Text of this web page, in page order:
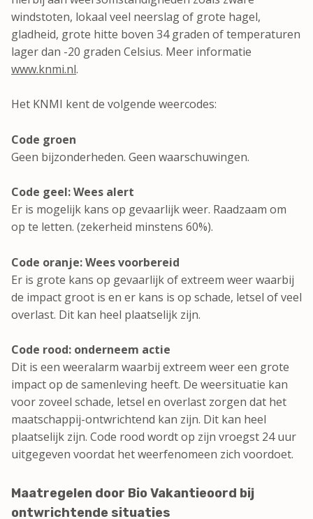
windstoten, lokaal veel neerslag of grote hagel,
gladheid, grote hitte boven 34 graden of temperaturen
lager dan -20 graden Celsius. Meer informatie
www.knmi.nl.
Het KNMI kent de volgende weercodes:
Code groen
Geen bijzonderheden. Geen waarschuwingen.
Code geel: Wees alert
Er is mogelijk kans op gevaarlijk weer. Raadzaam om
op te letten. (zekerheid minstens 60%).
Code oranje: Wees voorbereid
Er is grote kans op gevaarlijk of extreem weer waarbij
de impact groot is en er kans is op schade, letsel of veel
overlast. Dit kan heel plaatselijk zijn.
Code rood: onderneem actie
Dit is een weeralarm waarbij extreem weer een grote
impact op de samenleving heeft. De weersituatie kan
voor zoveel schade, letsel en overlast zorgen dat het
maatschappij-ontwrichtend kan zijn. Dit kan heel
plaatselijk zijn. Code rood wordt op zijn vroegst 24 uur
uitgegeven voordat het weerfenomeen zich voordoet.
Maatregelen door Bio Vakantieoord bij
ontwrichtende situaties